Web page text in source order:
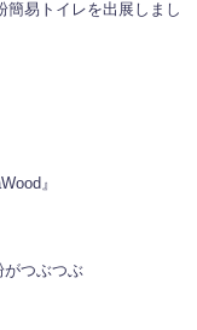
簡易トイレを出展しまし
』
の木粉がつぶつぶ